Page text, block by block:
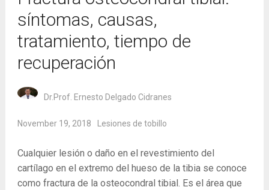
síntomas, causas,
tratamiento, tiempo de
recuperación
Dr.Prof. Ernesto Delgado Cidranes
November 19, 2018 Lesiones de tobillo
Cualquier lesión o daño en el revestimiento del
cartílago en el extremo del hueso de la tibia se conoce
como fractura de la osteocondral tibial. Es el área que